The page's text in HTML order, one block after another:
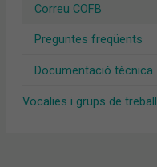
Correu COFB
Preguntes freqüents
Documentació tècnica
Vocalies i grups de treball